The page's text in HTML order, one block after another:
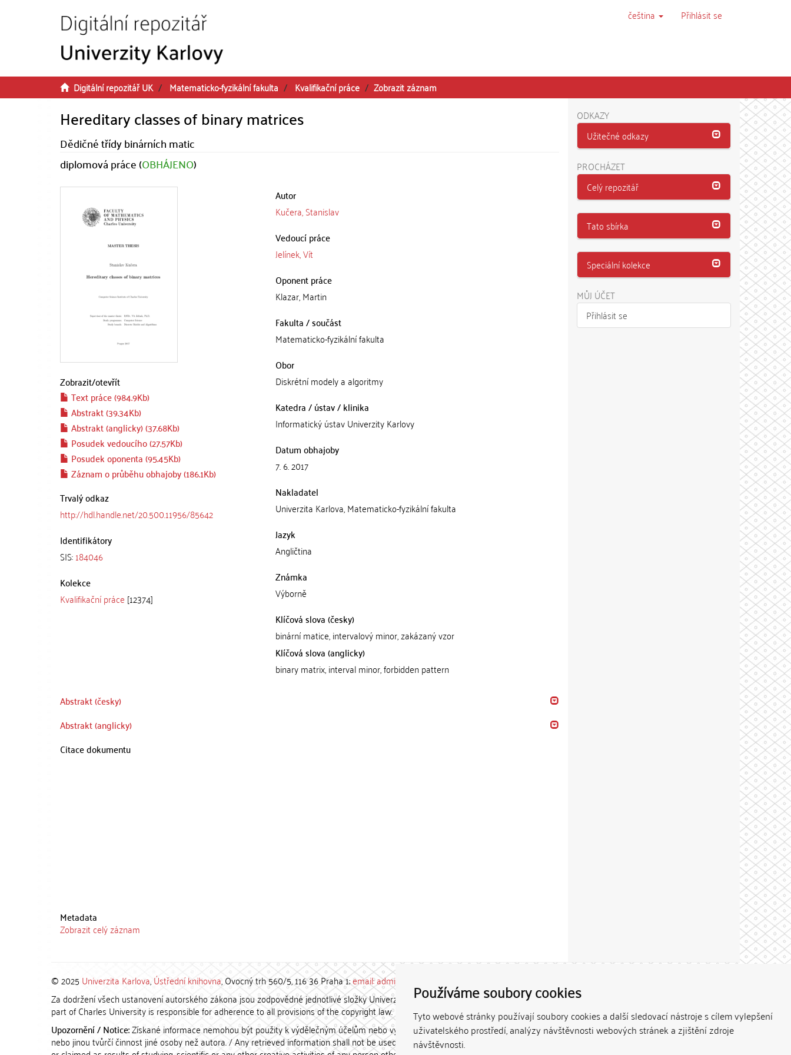
Používáme soubory cookies
Tyto webové stránky používají soubory cookies a další sledovací nástroje s cílem vylepšení
uživatelského prostředí, analýzy návštěvnosti webových stránek a zjištění zdroje
návštěvnosti.
čeština Přihlásit se
Digitální repozitář UK Matematicko-fyzikální fakulta Kvalifikační práce Zobrazit záznam
Hereditary classes of binary matrices
Dědičné třídy binárních matic
diplomová práce (OBHÁJENO)
Zobrazit/otevřít
Text práce (984.9Kb)
Abstrakt (39.34Kb)
Abstrakt (anglicky) (37.68Kb)
Posudek vedoucího (27.57Kb)
Posudek oponenta (95.45Kb)
Záznam o průběhu obhajoby (186.1Kb)
Trvalý odkaz
http://hdl.handle.net/20.500.11956/85642
Identifikátory
SIS:184046
Kolekce
Kvalifikační práce [12374]
Autor
Kučera, Stanislav
Vedoucí práce
Jelínek, Vít
Oponent práce
Klazar, Martin
Fakulta / součást
Matematicko-fyzikální fakulta
Obor
Diskrétní modely a algoritmy
Katedra / ústav / klinika
Informatický ústav Univerzity Karlovy
Datum obhajoby
7. 6. 2017
Nakladatel
Univerzita Karlova, Matematicko-fyzikální fakulta
Jazyk
Angličtina
Známka
Výborně
Klíčová slova (česky)
binární matice, intervalový minor, zakázaný vzor
Klíčová slova (anglicky)
binary matrix, interval minor, forbidden pattern
Abstrakt (česky)
Abstrakt (anglicky)
Citace dokumentu
Metadata
Zobrazit celý záznam
ODKAZY
Užitečné odkazy
PROCHÁZET
Celý repozitář
Tato sbírka
Speciální kolekce
MŮJ ÚČET
Přihlásit se
© 2025 Univerzita Karlova,Ústřední knihovna, Ovocný trh 560/5, 116 36 Praha 1;email: admin-repozitar [at] cuni.cz
Za dodržení všech ustanovení autorského zákona jsou zodpovědné jednotlivé složky Univerzity Karlovy. / Each constituent
part of Charles University is responsible for adherence to all provisions of the copyright law.
Upozornění / Notice:Získané informace nemohou být použity k výdělečným účelům nebo vydávány za studijní, vědeckou
nebo jinou tvůrčí činnost jiné osoby než autora. / Any retrieved information shall not be used for any commercial purposes